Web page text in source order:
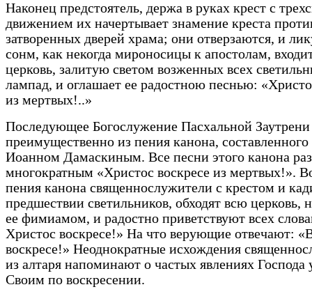
Наконец предстоятель, держа в руках крест с
движением их начертывает знамение креста
затворенных дверей храма; они отверзаются, и
сонм, как некогда мироносицы к апостолам,
церковь, залитую светом возженных всех
лампад, и оглашает ее радостною песнью:
из мертвых!..»
Последующее Богослужение Пасхальной Заутрени
преимущественно из пения канона, составленного
Иоанном Дамаскиным. Все песни этого канона
многократным «Христос воскресе из мертвых!».
пения канона священнослужители с крестом и
предшествии светильников, обходят всю церковь,
ее фимиамом, и радостно приветствуют всех
Христос воскресе!» На что верующие отвечают:
воскресе!» Неоднократные исхождения
из алтаря напоминают о частых явлениях Господа
Своим по воскресении.